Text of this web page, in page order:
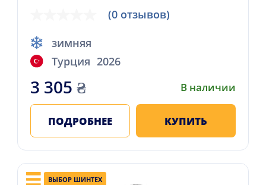
(0 отзывов)
зимняя
Турция 2026
3 305 ₴ В наличии
ПОДРОБНЕЕ КУПИТЬ
ВЫБОР ШИНТЕХ